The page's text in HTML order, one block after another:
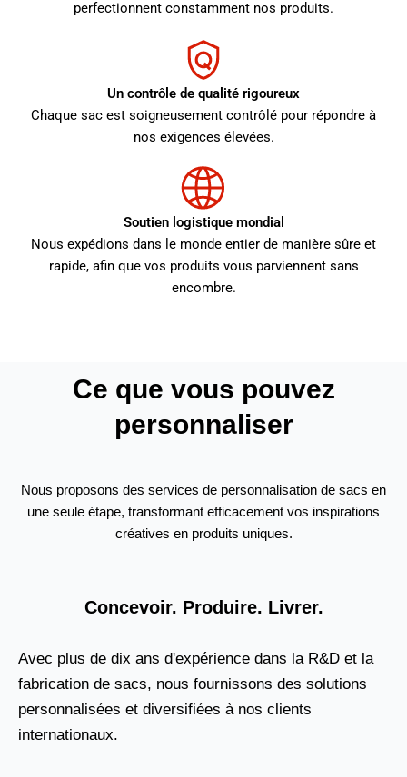
perfectionnent constamment nos produits.
Un contrôle de qualité rigoureux
Chaque sac est soigneusement contrôlé pour répondre à
nos exigences élevées.
Soutien logistique mondial
Nous expédions dans le monde entier de manière sûre et
rapide, afin que vos produits vous parviennent sans
encombre.
Ce que vous pouvez
personnaliser
Nous proposons des services de personnalisation de sacs en
une seule étape, transformant efficacement vos inspirations
créatives en produits uniques.
Concevoir. Produire. Livrer.
Avec plus de dix ans d'expérience dans la R&D et la
fabrication de sacs, nous fournissons des solutions
personnalisées et diversifiées à nos clients
internationaux.